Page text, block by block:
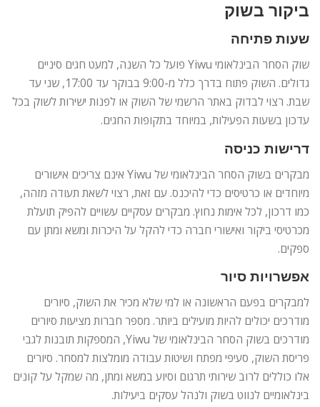
ביקור בשוק
שעות פתיחה
שוק הסחר הבינלאומי Yiwu פועל כל השנה, למעט חגים סיניים
גדולים. השוק פתוח בדרך כלל מ-9:00 בבוקר עד 17:00, שני עד
שבת. רצוי לבדוק באתר הרשמי של השוק או לפנות ישירות לשוק בכל
עדכון בשעות הפעילות, במיוחד בתקופות החגים.
דרישות כניסה
מבקרים בשוק הסחר הבינלאומי של Yiwu אינם צריכים אישורים
מיוחדים או כרטיסים כדי להיכנס. עם זאת, רצוי לשאת תעודה מזהה,
כמו דרכון, לכל אימות נחוץ. מבקרים עסקיים עשויים להפיק תועלת
מכרטיסי ביקור ואישורי חברה כדי להקל על היכרות ומשא ומתן עם
ספקים.
אפשרויות סיור
למבקרים בפעם הראשונה או למי שלא מכיר את השוק, סיורים
מודרכים יכולים להיות מועילים ביותר. מספר חברות מציעות סיורים
מודרכים בשוק הסחר הבינלאומי של Yiwu, המספקות תובנות לגבי
פריסת השוק, סעיפי מפתח ושיטות עבודה מומלצות למסחר. סיורים
אלו כוללים לרוב שירותי תרגום וסיוע במשא ומתן, מה שמקל על קונים
בינלאומיים לנווט בשוק ולנהל עסקים ביעילות.